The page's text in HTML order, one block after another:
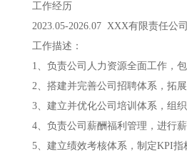
工作经历
2023.05-2026.07 XXX有限责任公
工作描述：
1、负责公司人力资源全面工作，
2、搭建并完善公司招聘体系，拓
3、建立并优化公司培训体系，组
4、负责公司薪酬福利管理，进行
5、建立绩效考核体系，制定KPI